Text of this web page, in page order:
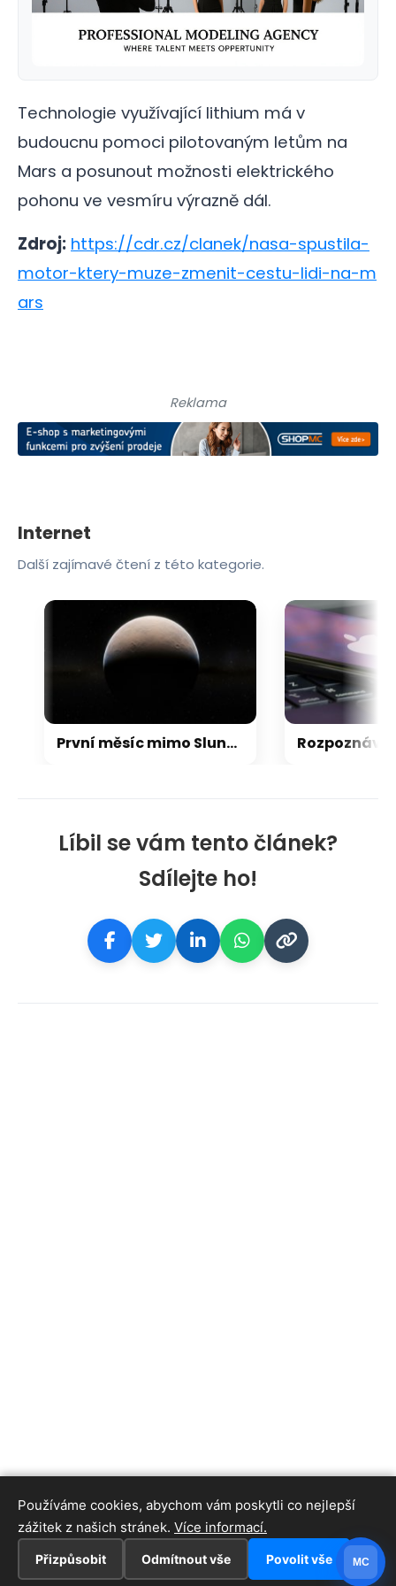
Technologie využívající lithium má v
budoucnu pomoci pilotovaným letům na
Mars a posunout možnosti elektrického
pohonu ve vesmíru výrazně dál.
Zdroj: https://cdr.cz/clanek/nasa-spustila-
motor-ktery-muze-zmenit-cestu-lidi-na-m
ars
Líbil se vám tento článek?
Sdílejte ho!
Reklama
Internet
Další zajímavé čtení z této kategorie.
První měsíc mimo Sluneční soustavu: Vědci možná objevili výjimečný systém
Používáme cookies, abychom vám poskytli co nejlepší
zážitek z našich stránek. Více informací.
Přizpůsobit Odmítnout vše Povolit vše MC